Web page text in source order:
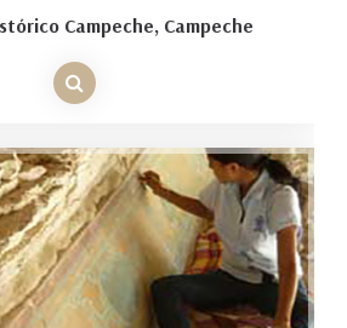
Campeche, Campeche